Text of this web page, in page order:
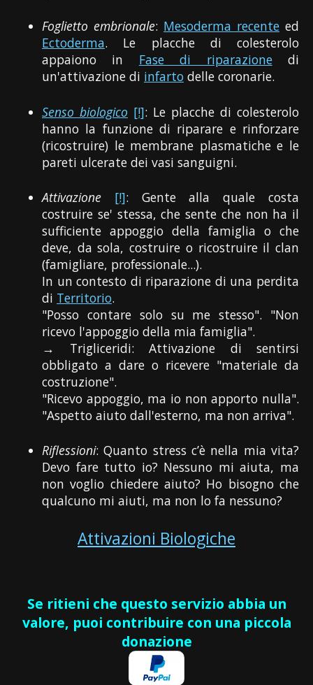
Foglietto embrionale: Mesoderma recente ed
Ectoderma. Le placche di colesterolo
appaiono in Fase di riparazionedi
un'attivazione di infarto delle coronarie.
Senso biologico [!]: Le placche di colesterolo
hanno la funzione di riparare e rinforzare
(ricostruire) le membrane plasmatiche e le
pareti ulcerate dei vasi sanguigni.
Attivazione [!]: Gente alla quale costa
costruire se' stessa, che sente che non ha il
sufficiente appoggio della famiglia o che
deve, da sola, costruire o ricostruire il clan
(famigliare, professionale...).
In un contesto di riparazione di una perdita
di Territorio.
"Posso contare solo su me stesso". "Non
ricevo l'appoggio della mia famiglia".
→ Trigliceridi: Attivazione di sentirsi
obbligato a dare o ricevere "materiale da
costruzione".
"Ricevo appoggio, ma io non apporto nulla".
"Aspetto aiuto dall'esterno, ma non arriva".
Riflessioni: Quanto stress c’è nella mia vita?
Devo fare tutto io? Nessuno mi aiuta, ma
non voglio chiedere aiuto? Ho bisogno che
qualcuno mi aiuti, ma non lo fa nessuno?
Attivazioni Biologiche
Se ritieni che questo servizio abbia un
valore, puoi contribuire con una piccola
donazione